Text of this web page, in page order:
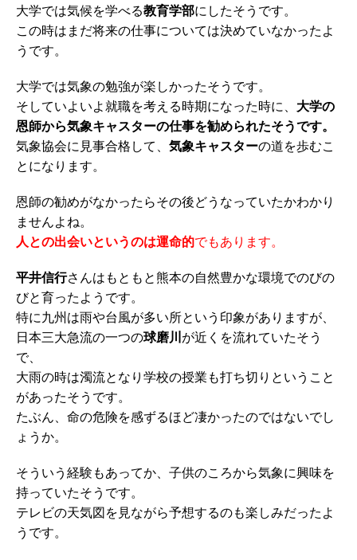
大学では気候を学べる教育学部にしたそうです。
この時はまだ将来の仕事については決めていなかったよ
うです。
大学では気象の勉強が楽しかったそうです。
そしていよいよ就職を考える時期になった時に、 大学の
恩師から気象キャスターの仕事を勧められたそうです。
気象協会に見事合格して、 気象キャスターの道を歩むこ
とになります。
恩師の勧めがなかったらその後どうなっていたかわかり
ませんよね。
人との出会いというのは運命的でもあります。
平井信行さんはもともと熊本の自然豊かな環境でのびの
びと育ったようです。
特に九州は雨や台風が多い所という印象がありますが、
日本三大急流の一つの球磨川 が近くを流れていたそう
で、
大雨の時は濁流となり学校の授業も打ち切りということ
があったそうです。
たぶん、命の危険を感ずるほど凄かったのではないでし
ょうか。
そういう経験もあってか、子供のころから気象に興味を
持っていたそうです。
テレビの天気図を見ながら予想するのも楽しみだったよ
うです。